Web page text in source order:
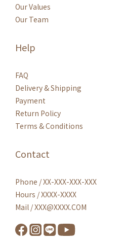
Our Values
Our Team
Help
FAQ
Delivery & Shipping
Payment
Return Policy
Terms & Conditions
Contact
Phone / XX-XXX-XXX-XXX
Hours / XXXX-XXXX
Mail / XXX@XXXX.COM